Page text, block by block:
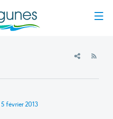
5 février 2013